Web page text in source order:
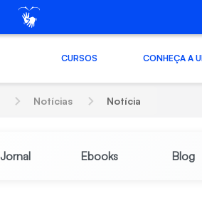
CURSOS CONHEÇA A
Notícias Notícia
Jornal Ebooks Blog